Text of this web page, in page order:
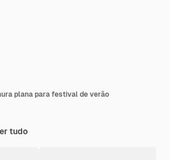
plana para festival de verão
tudo